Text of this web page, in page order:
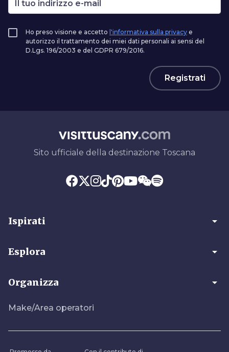
Ho preso visione e accetto l'informativa sulla privacy e
autorizzo il trattamento dei miei dati personali ai sensi del
D.Lgs. 196/2003 e del GDPR 679/2016.
Registrati
Sito ufficiale della destinazione Toscana
Ispirati arrow_drop_down
Esplora arrow_drop_down
Organizza arrow_drop_down
Make/Area operatori